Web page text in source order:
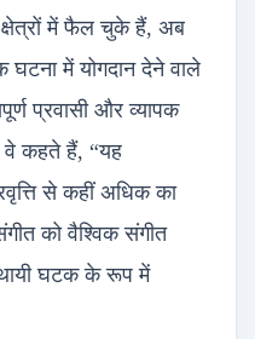
में फैल चुके हैं, अब
घटना में योगदान देने वाले
प्रवासी और व्यापक
वे कहते हैं, “यह
से कहीं अधिक का
को वैश्विक संगीत
घटक के रूप में